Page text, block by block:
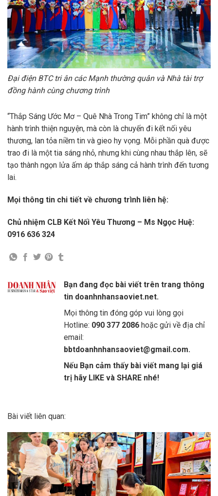
Đại điện BTC tri ân các Mạnh thường quân và Nhà tài trợ
đồng hành cùng chương trình
“Thắp Sáng Ước Mơ – Quê Nhà Trong Tim” không chỉ là một
hành trình thiện nguyện, mà còn là chuyến đi kết nối yêu
thương, lan tỏa niềm tin và gieo hy vọng. Mỗi phần quà được
trao đi là một tia sáng nhỏ, nhưng khi cùng nhau thắp lên, sẽ
tạo thành ngọn lửa ấm áp thắp sáng cả hành trình đến tương
lai.
Mọi thông tin chi tiết về chương trình liên hệ:
Chủ nhiệm CLB Kết Nối Yêu Thương – Ms Ngọc Huệ:
0916 636 324
Bạn đang đọc bài viết trên trang thông
tin doanhnhansaoviet.net.
Mọi thông tin đóng góp vui lòng gọi
Hotline: 090 377 2086 hoặc gửi về địa chỉ
email:
bbtdoanhnhansaoviet@gmail.com.
Nếu Bạn cảm thấy bài viết mang lại giá
trị hãy LIKE và SHARE nhé!
Bài viết liên quan: